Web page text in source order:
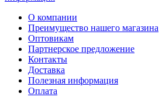
О компании
Преимущество нашего магазина
Оптовикам
Партнерское предложение
Контакты
Доставка
Полезная информация
Оплата